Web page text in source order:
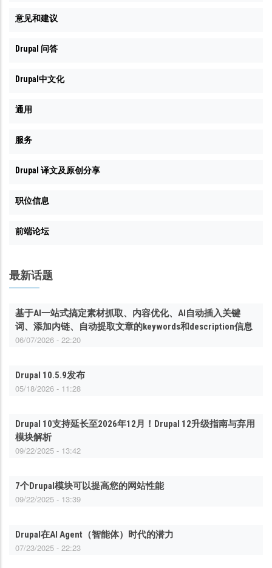
意见和建议
Drupal 问答
Drupal中文化
通用
服务
Drupal 译文及原创分享
职位信息
前端论坛
最新话题
基于AI一站式搞定素材抓取、内容优化、AI自动插入关键
词、添加内链、自动提取文章的keywords和description信息
06/07/2026 - 22:20
Drupal 10.5.9发布
05/18/2026 - 11:28
Drupal 10支持延长至2026年12月！Drupal 12升级指南与弃用
模块解析
09/22/2025 - 13:42
7个Drupal模块可以提高您的网站性能
09/22/2025 - 13:39
Drupal在AI Agent（智能体）时代的潜力
07/23/2025 - 22:23